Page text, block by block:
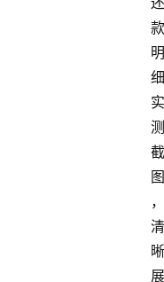
款
明
细
实
测
截
图
，
清
晰
展